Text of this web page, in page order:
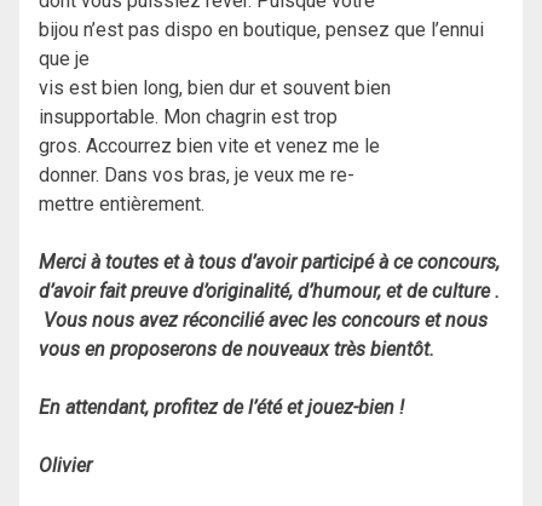
bijou n’est pas dispo en boutique, pensez que l’ennui
que je
vis est bien long, bien dur et souvent bien
insupportable. Mon chagrin est trop
gros. Accourrez bien vite et venez me le
donner. Dans vos bras, je veux me re-
mettre entièrement.
Merci à toutes et à tous d’avoir participé à ce concours,
d’avoir fait preuve d’originalité, d’humour, et de culture .
Vous nous avez réconcilié avec les concours et nous
vous en proposerons de nouveaux très bientôt.
En attendant, profitez de l’été et jouez-bien !
Olivier